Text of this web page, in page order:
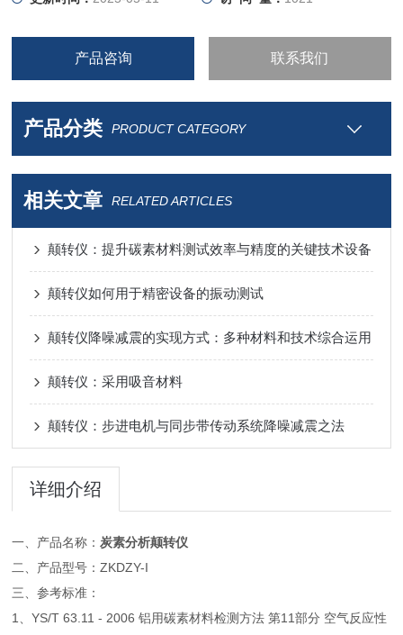
产品咨询 联系我们
产品分类 PRODUCT CATEGORY
相关文章 RELATED ARTICLES
颠转仪：提升碳素材料测试效率与精度的关键技术设备
颠转仪如何用于精密设备的振动测试
颠转仪降噪减震的实现方式：多种材料和技术综合运用
颠转仪：采用吸音材料
颠转仪：步进电机与同步带传动系统降噪减震之法
详细介绍
一、产品名称： 炭素分析颠转仪
二、产品型号：ZKDZY-I
三、参考标准：
1、YS/T 63.11 - 2006 铝用碳素材料检测方法 第11部分 空气反应性